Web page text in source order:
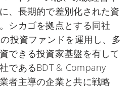
、長期的で差別化された資
シカゴを拠点とする同社
投資ファンドを運用し、多
できる投資家基盤を有して
であるBDT & Company
者主導の企業と共に戦略